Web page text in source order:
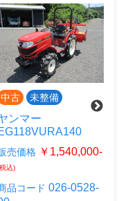
中古 未整備
ヤンマー VP1
販売価格 ￥
込)
01